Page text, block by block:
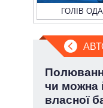
ГОЛІВ ОДА
чи можна
власної